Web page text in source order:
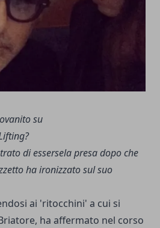
di essersela presa dopo che
ha ironizzato sul suo
ai 'ritocchini' a cui si
ha affermato nel corso